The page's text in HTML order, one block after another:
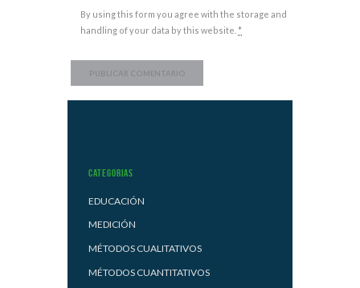
By using this form you agree with the storage and
handling of your data by this website. *
Categorias
EDUCACIÓN
MEDICIÓN
MÉTODOS CUALITATIVOS
MÉTODOS CUANTITATIVOS